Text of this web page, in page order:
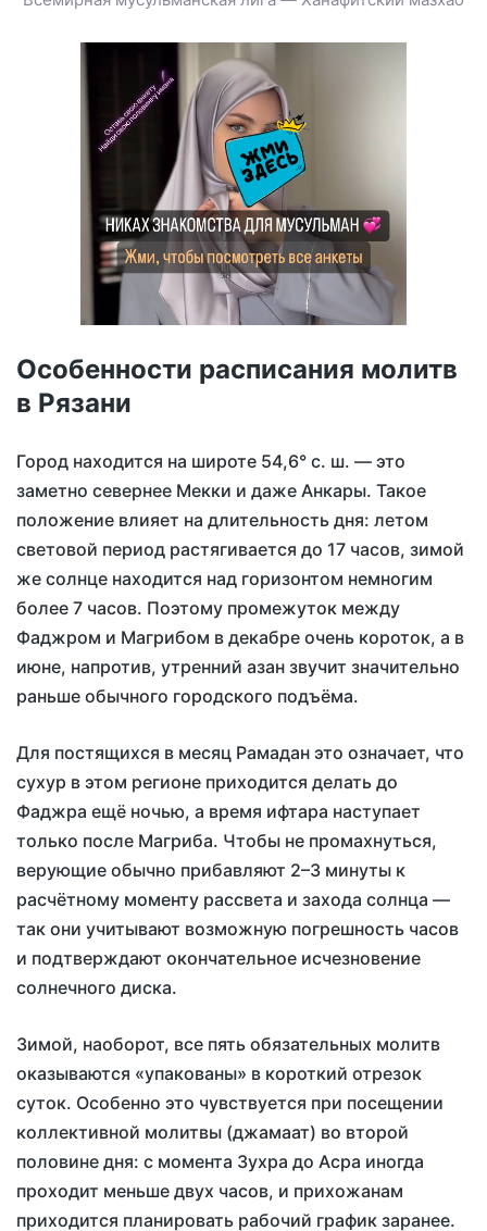
Особенности расписания молитв
в Рязани
Город находится на широте 54,6° с. ш. — это
заметно севернее Мекки и даже Анкары. Такое
положение влияет на длительность дня: летом
световой период растягивается до 17 часов, зимой
же солнце находится над горизонтом немногим
более 7 часов. Поэтому промежуток между
Фаджром и Магрибом в декабре очень короток, а в
июне, напротив, утренний азан звучит значительно
раньше обычного городского подъёма.
Для постящихся в месяц Рамадан это означает, что
сухур в этом регионе приходится делать до
Фаджра ещё ночью, а время ифтара наступает
только после Магриба. Чтобы не промахнуться,
верующие обычно прибавляют 2–3 минуты к
расчётному моменту рассвета и захода солнца —
так они учитывают возможную погрешность часов
и подтверждают окончательное исчезновение
солнечного диска.
Зимой, наоборот, все пять обязательных молитв
оказываются «упакованы» в короткий отрезок
суток. Особенно это чувствуется при посещении
коллективной молитвы (джамаат) во второй
половине дня: с момента Зухра до Асра иногда
проходит меньше двух часов, и прихожанам
приходится планировать рабочий график заранее.